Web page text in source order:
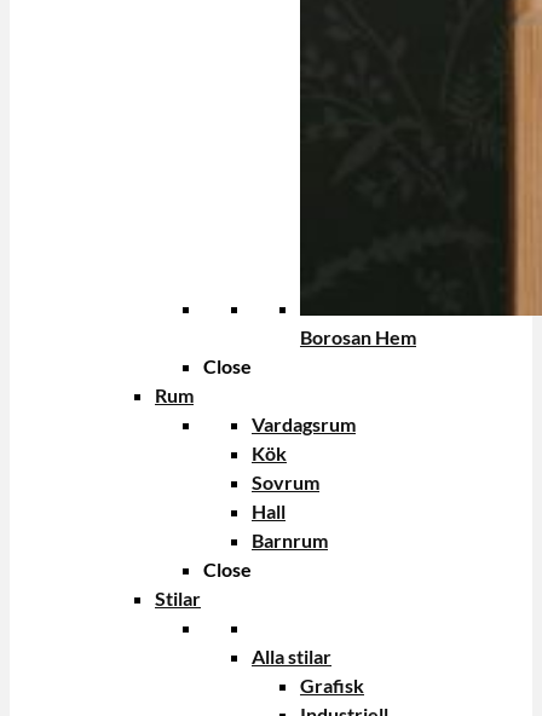
Borosan Hem
Close
Rum
Vardagsrum
Kök
Sovrum
Hall
Barnrum
Close
Stilar
Alla stilar
Grafisk